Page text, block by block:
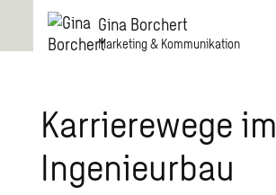
Gina Borchert
Marketing & Kommunikation
Karrierewege im
Ingenieurbau